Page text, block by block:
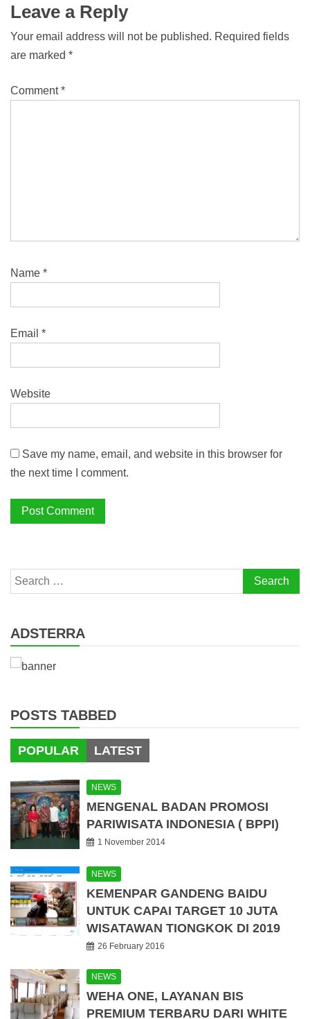
Leave a Reply
Your email address will not be published. Required fields
are marked *
Comment*
Name *
Email *
Website
Save my name, email, and website in this browser for
the next time I comment.
Search
for:
ADSTERRA
POSTS TABBED
POPULAR LATEST
NEWS
MENGENAL BADAN PROMOSI
PARIWISATA INDONESIA ( BPPI)
1 November 2014
NEWS
KEMENPAR GANDENG BAIDU
UNTUK CAPAI TARGET 10 JUTA
WISATAWAN TIONGKOK DI 2019
26 February 2016
NEWS
WEHA ONE, LAYANAN BIS
PREMIUM TERBARU DARI WHITE